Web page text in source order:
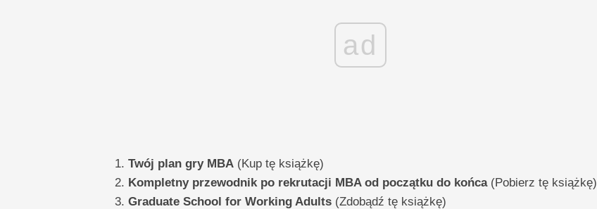
ad
Twój plan gry MBA(Kup tę książkę)
Kompletny przewodnik po rekrutacji MBA od początku do końca(Pobierz tę książkę)
Graduate School for Working Adults(Zdobądź tę książkę)